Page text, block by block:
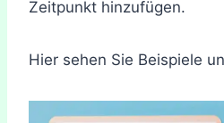
Zeitpunkt hinzufügen.
Hier sehen Sie Beispiele